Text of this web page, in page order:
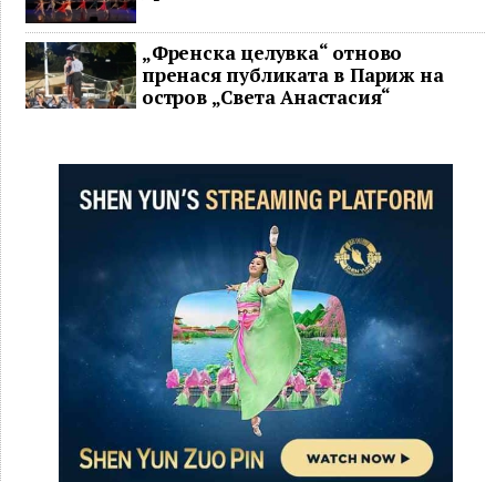
„Френска целувка“ отново
пренася публиката в Париж на
остров „Света Анастасия“